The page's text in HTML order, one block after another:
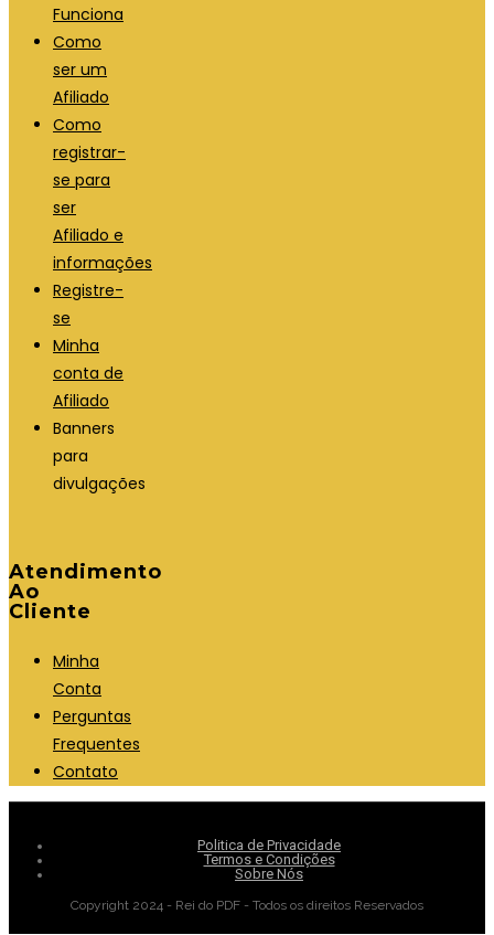
Funciona
Como
ser um
Afiliado
Como
registrar-
se para
ser
Afiliado e
informações
Registre-
se
Minha
conta de
Afiliado
Banners
para
divulgações
Atendimento
Ao
Cliente
Minha
Conta
Perguntas
Frequentes
Contato
Politica de Privacidade
Termos e Condições
Sobre Nós
Copyright 2024 - Rei do PDF - Todos os direitos Reservados